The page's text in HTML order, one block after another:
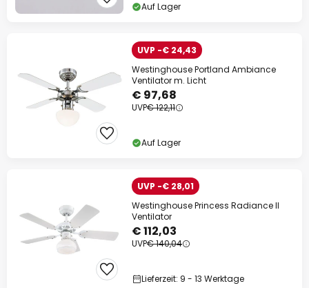
Auf Lager
UVP -€ 24,43
Westinghouse Portland Ambiance
Ventilator m. Licht
€ 97,68
UVP€ 122,11
Auf Lager
UVP -€ 28,01
Westinghouse Princess Radiance II
Ventilator
€ 112,03
UVP€ 140,04
Lieferzeit: 9 - 13 Werktage